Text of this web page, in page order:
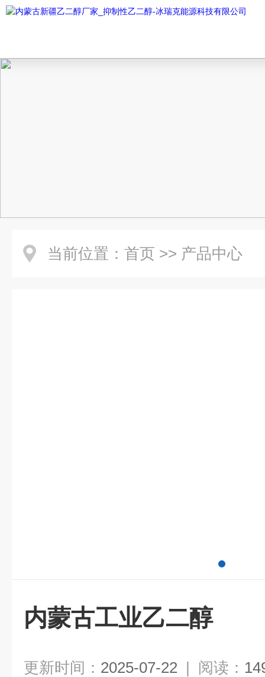
当前位置： 首页 >> 产品中心
内蒙古工业乙二醇
更新时间： 2025-07-22 | 阅读：